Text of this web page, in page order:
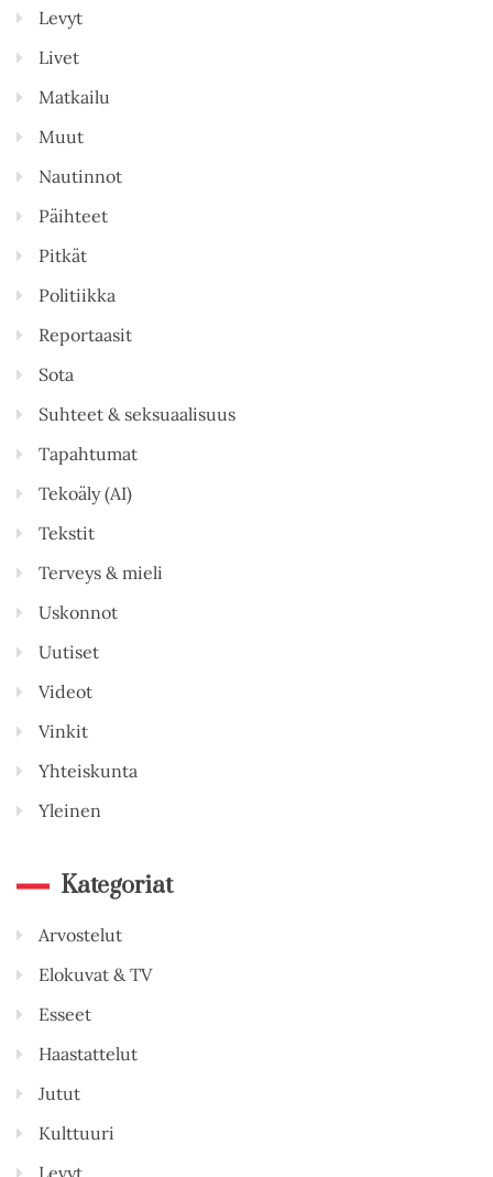
Levyt
Livet
Matkailu
Muut
Nautinnot
Päihteet
Pitkät
Politiikka
Reportaasit
Sota
Suhteet & seksuaalisuus
Tapahtumat
Tekoäly (AI)
Tekstit
Terveys & mieli
Uskonnot
Uutiset
Videot
Vinkit
Yhteiskunta
Yleinen
Kategoriat
Arvostelut
Elokuvat & TV
Esseet
Haastattelut
Jutut
Kulttuuri
Levyt